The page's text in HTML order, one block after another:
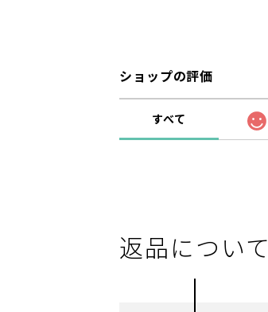
ショップの評価
すべて
返品について